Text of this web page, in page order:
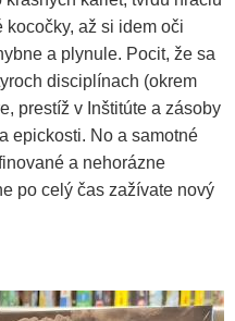
kocočky, až si idem oči
a plynule. Pocit, že sa
disciplínach (okrem
prestíž v Inštitúte a zásoby
epickosti. No a samotné
a nehorázne
po celý čas zažívate nový